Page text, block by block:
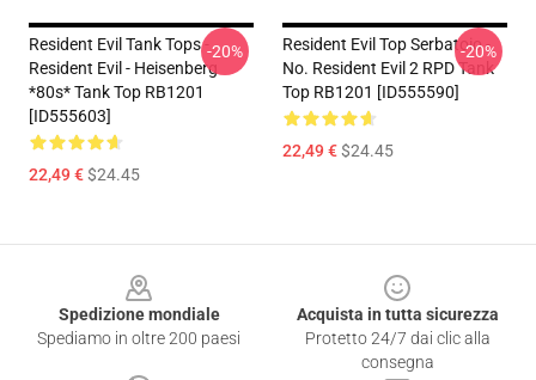
Resident Evil Tank Tops -
Resident Evil - Heisenberg
*80s* Tank Top RB1201
[ID555603]
22,49 €$24.45
-20%
Resident Evil Top Serbatoio -
No. Resident Evil 2 RPD Tank
Top RB1201 [ID555590]
22,49 €$24.45
-20%
Spedizione mondiale
Spediamo in oltre 200 paesi
Acquista in tutta sicurezza
Protetto 24/7 dai clic alla
consegna